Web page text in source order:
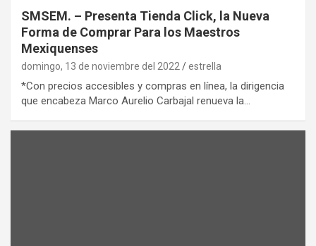
SMSEM. – Presenta Tienda Click, la Nueva
Forma de Comprar Para los Maestros
Mexiquenses
domingo, 13 de noviembre del 2022 estrella
*Con precios accesibles y compras en línea, la dirigencia
que encabeza Marco Aurelio Carbajal renueva la…